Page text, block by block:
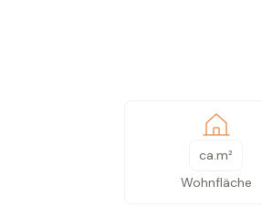
ca.m²
Wohnfläche